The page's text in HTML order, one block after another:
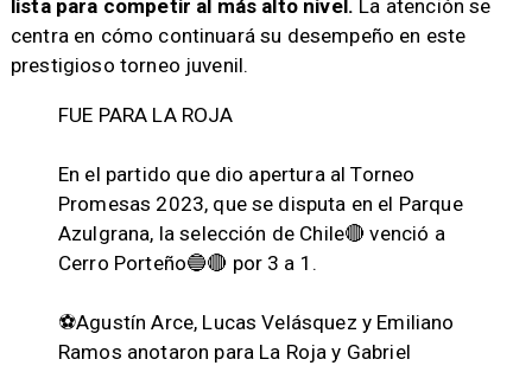
lista para competir al más alto nivel. La atención se
centra en cómo continuará su desempeño en este
prestigioso torneo juvenil.
FUE PARA LA ROJA
En el partido que dio apertura al Torneo
Promesas 2023, que se disputa en el Parque
Azulgrana, la selección de Chile🔴 venció a
Cerro Porteño🔵🔴 por 3 a 1.
⚽️Agustín Arce, Lucas Velásquez y Emiliano
Ramos anotaron para La Roja y Gabriel